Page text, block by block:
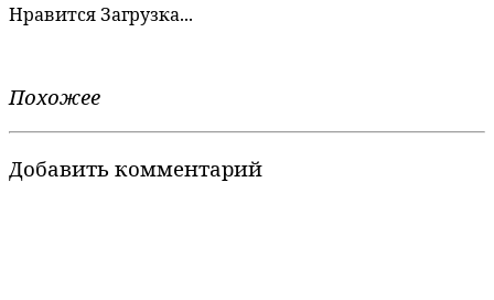
НравитсяЗагрузка...
Похожее
Добавить комментарий